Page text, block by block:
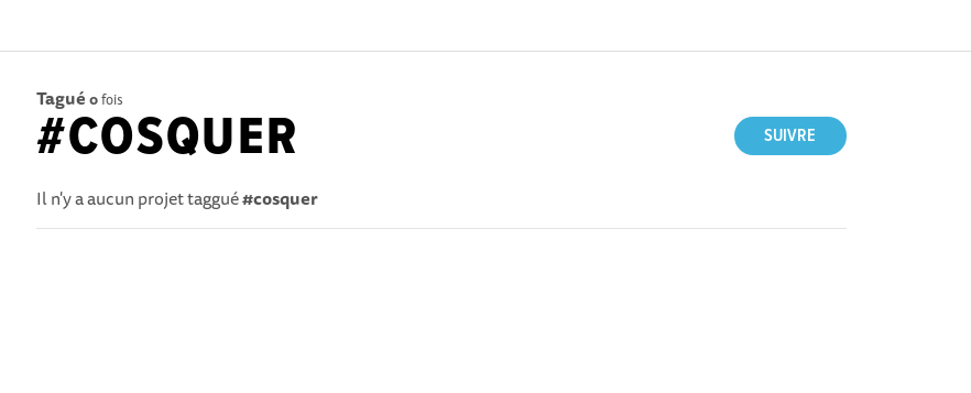
Tagué 0fois
SUIVRE
#COSQUER
Il n'y a aucun projet taggué#cosquer